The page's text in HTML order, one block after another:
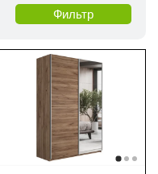
Фильтр